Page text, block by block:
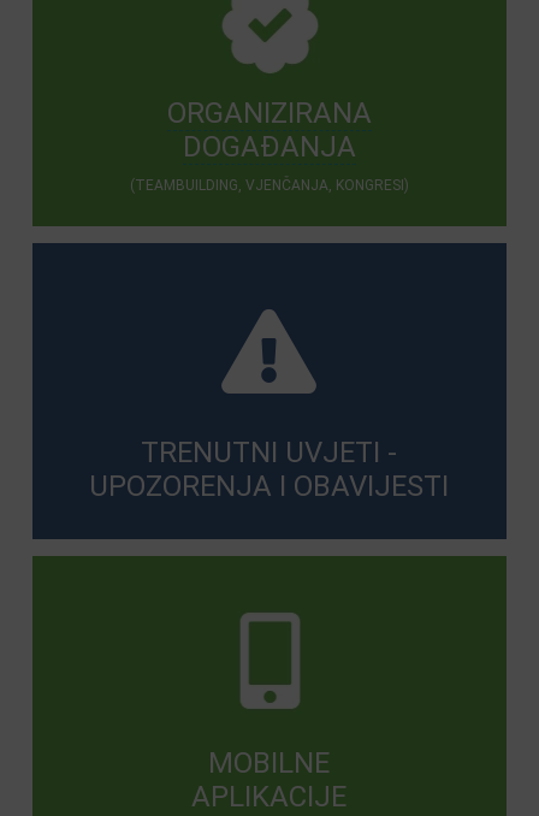
ORGANIZIRANA
DOGAĐANJA
(TEAMBUILDING, VJENČANJA, KONGRESI)
TRENUTNI UVJETI -
UPOZORENJA I OBAVIJESTI
MOBILNE
APLIKACIJE